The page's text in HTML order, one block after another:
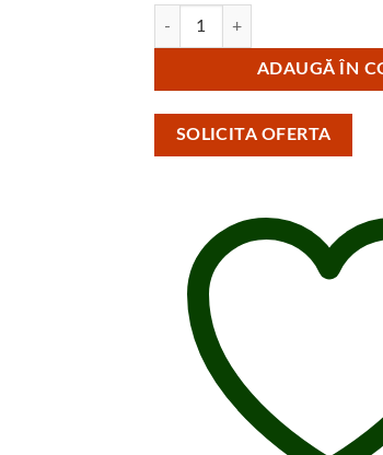
Cantitate Generator de curent
ADAUGĂ ÎN
SOLICITA OFERTA